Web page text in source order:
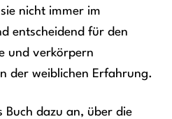
nicht immer im
entscheidend für den
und verkörpern
der weiblichen Erfahrung.
Buch dazu an, über die